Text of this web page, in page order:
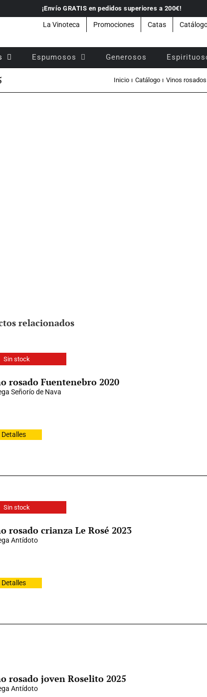
¡Envío GRATIS en pedidos superiores a 200€!
La Vinoteca Promociones Catas
Espumosos Generosos
Inicio Catálogo Vinos rosados
relacionados
Sin stock
rosado Fuentenebro 2020
Señorío de Nava
Detalles
Sin stock
rosado crianza Le Rosé 2023
Antídoto
Detalles
rosado joven Roselito 2025
Antídoto